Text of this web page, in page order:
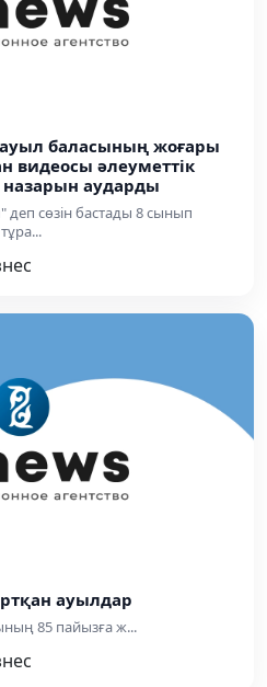
баласының жоғары
видеосы әлеуметтік
аударды
сөзін бастады 8 сынып
ауылдар
85 пайызға ж...